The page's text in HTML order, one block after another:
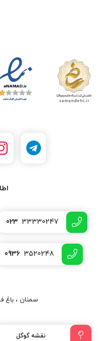
023 33330247
0936 3520248
سمنان ، باغ
نقشه گوگل